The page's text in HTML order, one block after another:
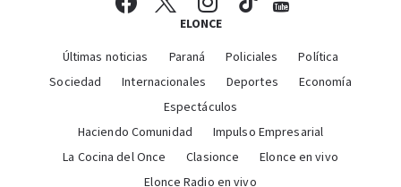
ELONCE
Últimas noticias Paraná Policiales
Política
Sociedad
Internacionales Deportes
Economía
Espectáculos
Haciendo Comunidad
Impulso Empresarial
La Cocina del Once
Clasionce
Elonce en vivo
Elonce Radio en vivo